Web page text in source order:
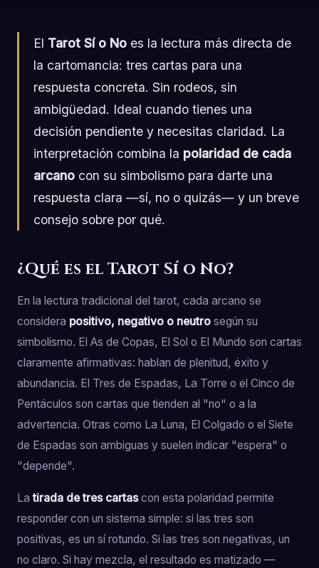
El Tarot Sí o No es la lectura más directa de
la cartomancia: tres cartas para una
respuesta concreta. Sin rodeos, sin
ambigüedad. Ideal cuando tienes una
decisión pendiente y necesitas claridad. La
interpretación combina la polaridad de cada
arcano con su simbolismo para darte una
respuesta clara —sí, no o quizás— y un breve
consejo sobre por qué.
¿Qué es el Tarot Sí o No?
En la lectura tradicional del tarot, cada arcano se
considera positivo, negativo o neutro según su
simbolismo. El As de Copas, El Sol o El Mundo son cartas
claramente afirmativas: hablan de plenitud, éxito y
abundancia. El Tres de Espadas, La Torre o el Cinco de
Pentáculos son cartas que tienden al "no" o a la
advertencia. Otras como La Luna, El Colgado o el Siete
de Espadas son ambiguas y suelen indicar "espera" o
"depende".
Latirada de tres cartascon esta polaridad permite
responder con un sistema simple: si las tres son
positivas, es un sí rotundo. Si las tres son negativas, un
no claro. Si hay mezcla, el resultado es matizado —